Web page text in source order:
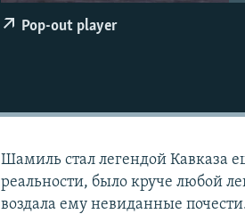
Pop-out player
Шамиль стал легендой Кавказа
реальности, было круче любой
воздала ему невиданные